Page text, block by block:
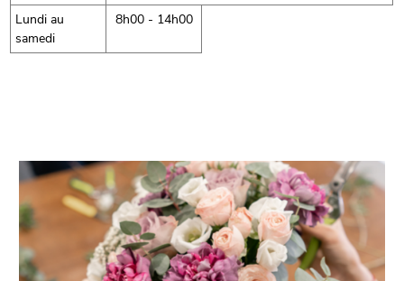
Lundi au
samedi
8h00 - 14h00